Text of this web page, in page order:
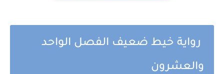
رواية خيط ضعيف الفصل الواحد
والعشرون